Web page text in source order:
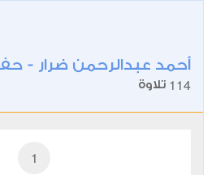
أحمد عبدالرحمن ضرار
114 تلاوة
1